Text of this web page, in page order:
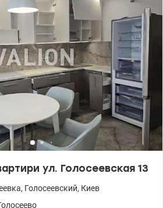
ул. Голосеевская 13
, Голосеевский, Киев